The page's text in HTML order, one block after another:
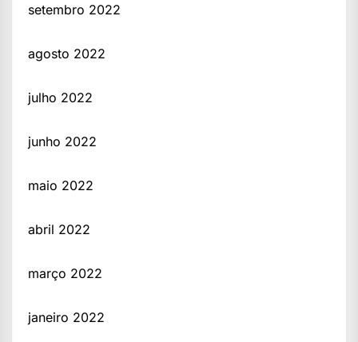
setembro 2022
agosto 2022
julho 2022
junho 2022
maio 2022
abril 2022
março 2022
janeiro 2022